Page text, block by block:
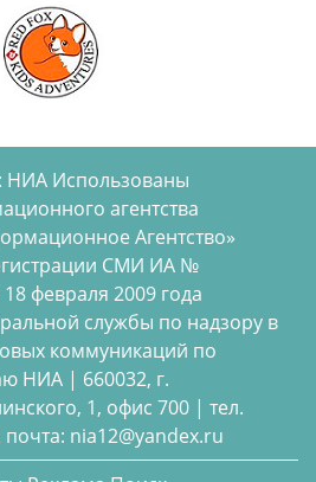
НИА Использованы
агентства
Агентство»
СМИ ИА №
февраля 2009 года
службы по надзору в
коммуникаций по
НИА | 660032, г.
1, офис 700 | тел.
nia12@yandex.ru